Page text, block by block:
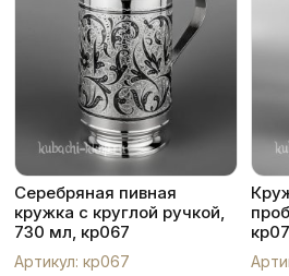
Серебряная пивная
кружка с круглой ручкой,
730 мл, кр067
Артикул: кр067
кр07